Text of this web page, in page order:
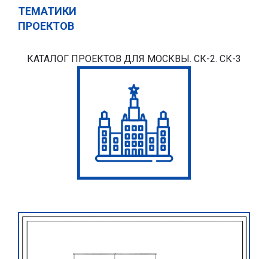
ТЕМАТИКИ
ПРОЕКТОВ
КАТАЛОГ ПРОЕКТОВ ДЛЯ МОСКВЫ. СК-2. СК-3